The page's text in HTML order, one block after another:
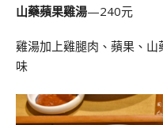
山藥蘋果雞湯—240元
雞湯加上雞腿肉、蘋果、
味